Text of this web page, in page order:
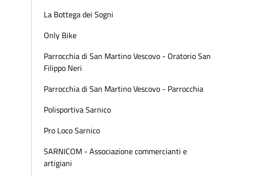
La Bottega dei Sogni
Only Bike
Parrocchia di San Martino Vescovo - Oratorio San
Filippo Neri
Parrocchia di San Martino Vescovo - Parrocchia
Polisportiva Sarnico
Pro Loco Sarnico
SARNICOM - Associazione commercianti e
artigiani